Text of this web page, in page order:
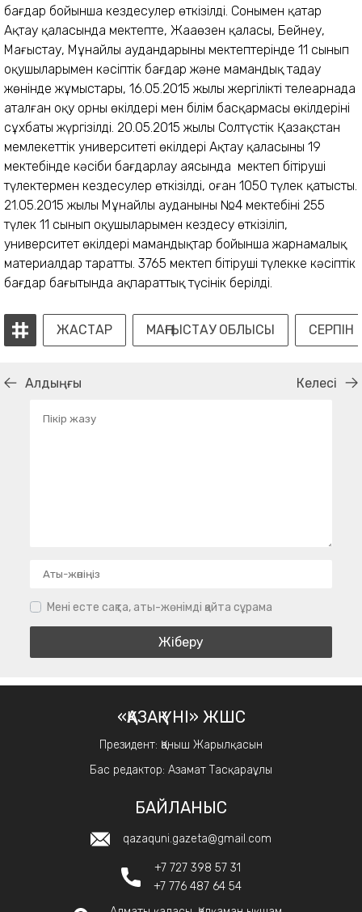
бағдар бойынша кездесулер өткізілді. Сонымен қатар
Ақтау қаласында мектепте, Жаңаөзен қаласы, Бейнеу,
Маңғыстау, Мұнайлы аудандарының мектептерінде 11 сынып
оқушыларымен кәсіптік бағдар және мамандық таңдау
жөнінде жұмыстары, 16.05.2015 жылы жергілікті телеарнада
аталған оқу орны өкілдері мен білім басқармасы өкілдерінің
сұхбаты жүргізілді. 20.05.2015 жылы Солтүстік Қазақстан
мемлекеттік университеті өкілдері Ақтау қаласының 19
мектебінде кәсіби бағдарлау аясында мектеп бітіруші
түлектермен кездесулер өткізілді, оған 1050 түлек қатысты.
21.05.2015 жылы Мұнайлы ауданының №4 мектебінің 255
түлек 11 сынып оқушыларымен кездесу өткізіліп,
университет өкілдері мамандықтар бойынша жарнамалық
материалдар таратты. 3765 мектеп бітіруші түлекке кәсіптік
бағдар бағытында ақпараттық түсінік берілді.
ЖАСТАР МАҢҒЫСТАУ ОБЛЫСЫ
Алдыңғы Келесі
Мені есте сақта, аты-жөнімді қайта сұрама
«ҚАЗАҚ ҮНІ» ЖШС
Президент: Қаныш Жарылқасын
Бас редактор: Азамат Тасқараұлы
БАЙЛАНЫС
qazaquni.gazeta@gmail.com
+7 727 398 57 31
+7 776 487 64 54